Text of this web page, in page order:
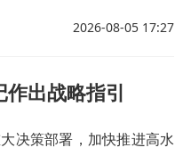
2026-08-05 17:27
出战略指引
决策部署，加快推进高水